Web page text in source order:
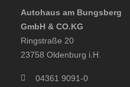
Autohaus am Bungsberg
GmbH & CO.KG
Ringstraße 20
23758 Oldenburg i.H.
04361 9091-0